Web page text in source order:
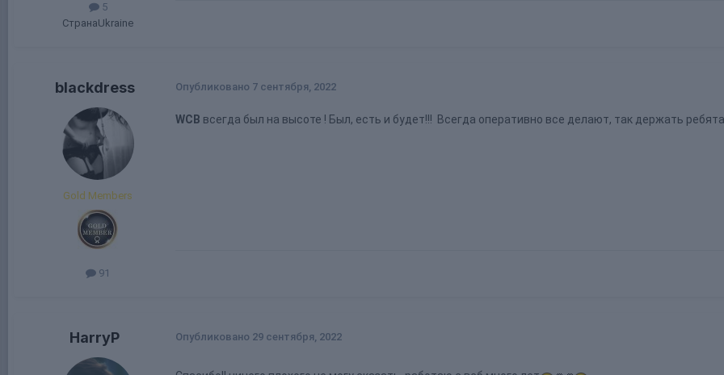
5
СтранаUkraine
blackdress
Gold Members
91
Опубликовано 7 сентября, 2022
WCB всегда был на высоте ! Был, есть и будет!!! Всегда оперативно все делают, так держать
HarryP Опубликовано 29 сентября, 2022